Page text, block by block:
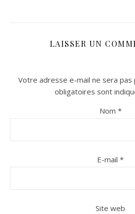
LAISSER UN
Votre adresse e-mail ne sera pas
obligatoires sont
Nom *
E-mail *
Site web